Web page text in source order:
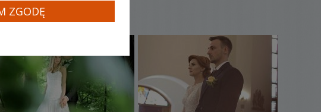
ZGODĘ